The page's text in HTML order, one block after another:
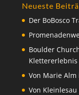
Neueste
Der BoBosco
Boulder
Klettererlebnis
Von Marie
Von